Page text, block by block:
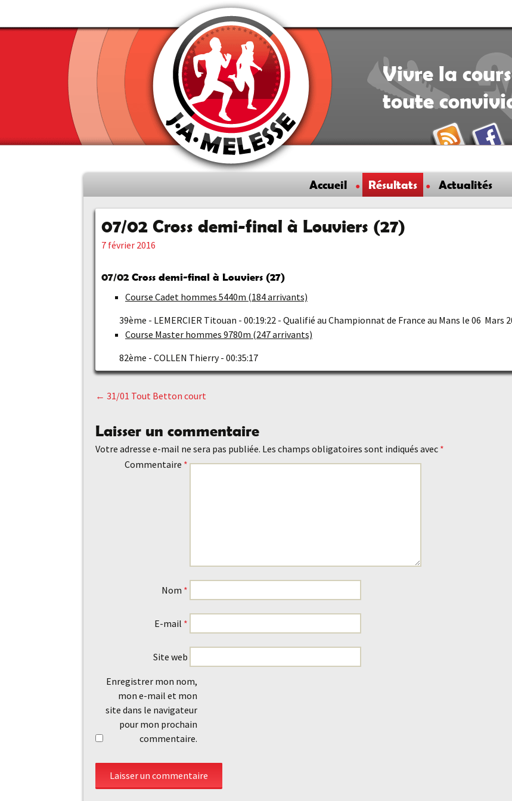
Vivre la
toute
au
contenu
principal
Accueil Résultats Actualités
07/02 Cross demi-final à Louviers (27)
7 février 2016
07/02Cross demi-final à Louviers (27)
Course Cadet hommes 5440m (184 arrivants)
39ème - LEMERCIER Titouan - 00:19:22 - Qualifié au Championnat de France au Mans le 06 Mars
Course Master hommes 9780m (247 arrivants)
82ème - COLLEN Thierry - 00:35:17
Navigation
des
← 31/01 Tout Betton court
Laisser un commentaire
Votre adresse e-mail ne sera pas publiée. Les champs obligatoires sont indiqués avec *
Commentaire *
Nom *
E-mail *
Site web
Enregistrer mon nom,
mon e-mail et mon
site dans le navigateur
pour mon prochain
commentaire.